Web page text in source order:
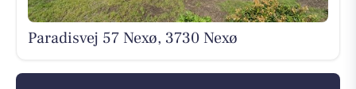
Paradisvej 57 Nexø, 3730 Nexø